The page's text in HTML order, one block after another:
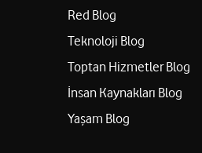
Red Blog
Teknoloji Blog
Toptan Hizmetler Blog
İnsan Kaynakları Blog
Yaşam Blog